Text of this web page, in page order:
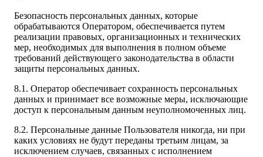
Безопасность персональных данных, которые
обрабатываются Оператором, обеспечивается путем
реализации правовых, организационных и технических
мер, необходимых для выполнения в полном объеме
требований действующего законодательства в области
защиты персональных данных.
8.1. Оператор обеспечивает сохранность персональных
данных и принимает все возможные меры, исключающие
доступ к персональным данным неуполномоченных лиц.
8.2. Персональные данные Пользователя никогда, ни при
каких условиях не будут переданы третьим лицам, за
исключением случаев, связанных с исполнением